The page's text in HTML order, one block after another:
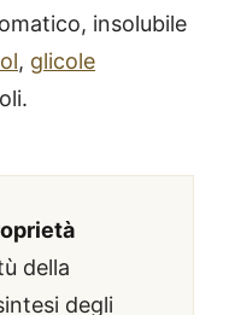
insolubile
, glicole
della
degli